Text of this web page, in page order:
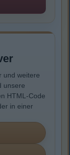
und weitere
unsere
HTML-Code
in einer